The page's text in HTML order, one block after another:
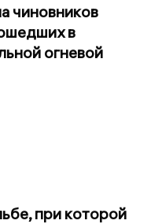
чиновников
в
огневой
при которой